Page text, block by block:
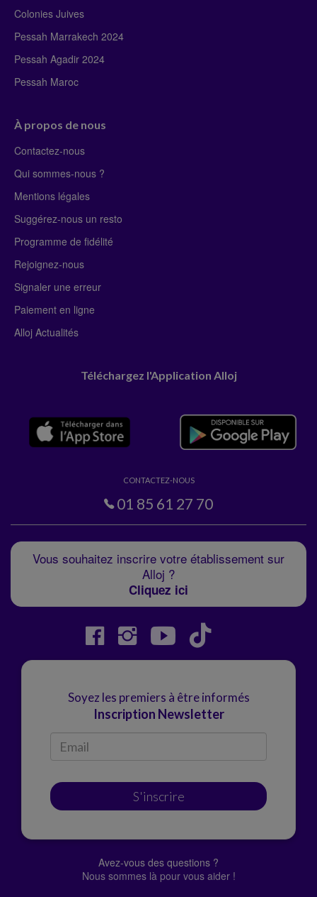
Colonies Juives
Pessah Marrakech 2024
Pessah Agadir 2024
Pessah Maroc
À propos de nous
Contactez-nous
Qui sommes-nous ?
Mentions légales
Suggérez-nous un resto
Programme de fidélité
Rejoignez-nous
Signaler une erreur
Paiement en ligne
Alloj Actualités
Téléchargez l'Application Alloj
CONTACTEZ-NOUS
01 85 61 27 70
Vous souhaitez inscrire votre établissement sur
Alloj ?
Cliquez ici
Soyez les premiers à être informés
Inscription Newsletter
S'inscrire
Avez-vous des questions ?
Nous sommes là pour vous aider !